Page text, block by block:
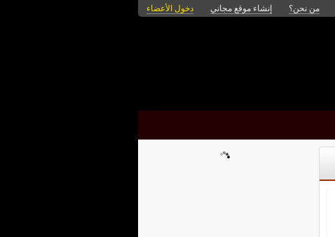
من نحن؟ إنشاء موقع مجاني دخول الأعضاء